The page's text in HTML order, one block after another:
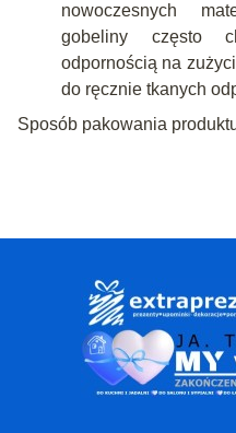
nowoczesnych
gobeliny często
odpornością na
do ręcznie tkanych
Sposób pakowania